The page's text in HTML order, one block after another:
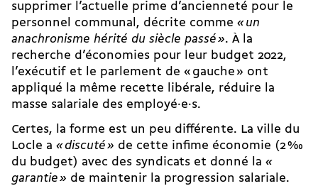
supprimer l’actuelle prime d’ancienneté pour le
personnel communal, décrite comme « un
anachronisme hérité du siècle passé ». À la
recherche d’économies pour leur budget 2022,
l’exécutif et le parlement de « gauche » ont
appliqué la même recette libérale, réduire la
masse salariale des employé·e·s.
Certes, la forme est un peu différente. La ville du
Locle a « discuté » de cette infime économie (2 ‰
du budget) avec des syndicats et donné la «
garantie » de maintenir la progression salariale.